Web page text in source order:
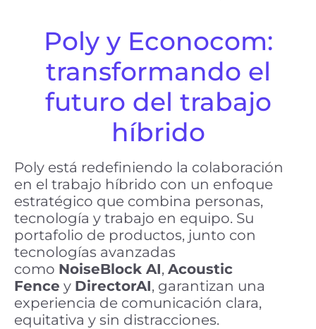
Poly y Econocom:
transformando el
futuro del trabajo
híbrido
Poly está redefiniendo la colaboración
en el trabajo híbrido con un enfoque
estratégico que combina personas,
tecnología y trabajo en equipo. Su
portafolio de productos, junto con
tecnologías avanzadas
como NoiseBlock AI, Acoustic
Fence y DirectorAI, garantizan una
experiencia de comunicación clara,
equitativa y sin distracciones.